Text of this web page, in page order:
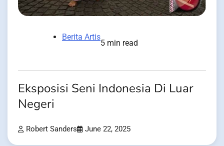
Berita Artis
5 min read
Eksposisi Seni Indonesia Di Luar
Negeri
Robert Sanders June 22, 2025